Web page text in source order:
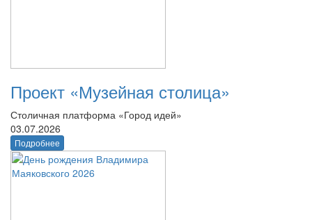
Проект «Музейная столица»
Столичная платформа «Город идей»
03.07.2026
Подробнее